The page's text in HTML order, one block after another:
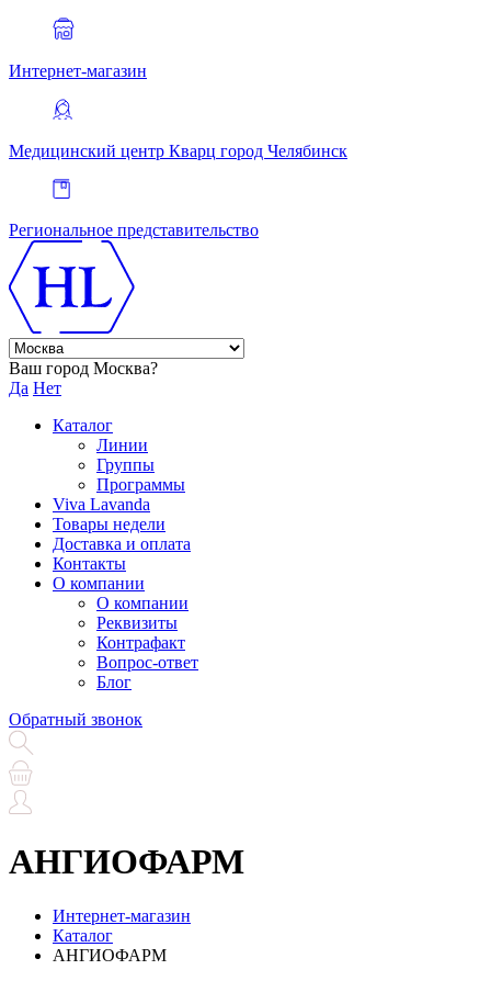
Интернет-магазин
Медицинский центр Кварц город Челябинск
Региональное представительство
Ваш город Москва?
Да Нет
Каталог
Линии
Группы
Программы
Viva Lavanda
Товары недели
Доставка и оплата
Контакты
О компании
О компании
Реквизиты
Контрафакт
Вопрос-ответ
Блог
Обратный звонок
АНГИОФАРМ
Интернет-магазин
Каталог
АНГИОФАРМ